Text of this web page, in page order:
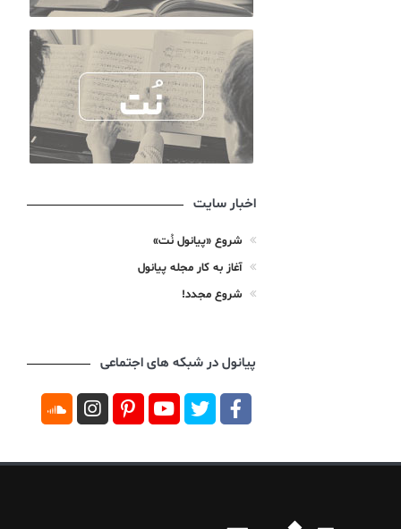
اخبار سایت
شروع «پیانول نُت»
آغاز به کار مجله پیانول
شروع مجدد!
پیانول در شبکه های اجتماعی